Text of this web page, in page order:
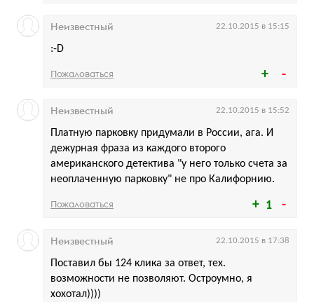
:-D
Неизвестный 22.10.2015 в 15:15
Пожаловаться
1
Платную парковку придумали в России, ага. И
дежурная фраза из каждого второго
американского детектива "у него только счета за
неоплаченную парковку" не про Калифорнию.
Неизвестный 22.10.2015 в 15:52
Пожаловаться
Поставил бы 124 клика за ответ, тех.
возможности не позволяют. Остроумно, я
хохотал))))
Неизвестный 22.10.2015 в 17:38